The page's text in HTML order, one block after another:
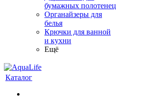
бумажных полотенец
Органайзеры для
белья
Крючки для ванной
и кухни
Ещё
Каталог